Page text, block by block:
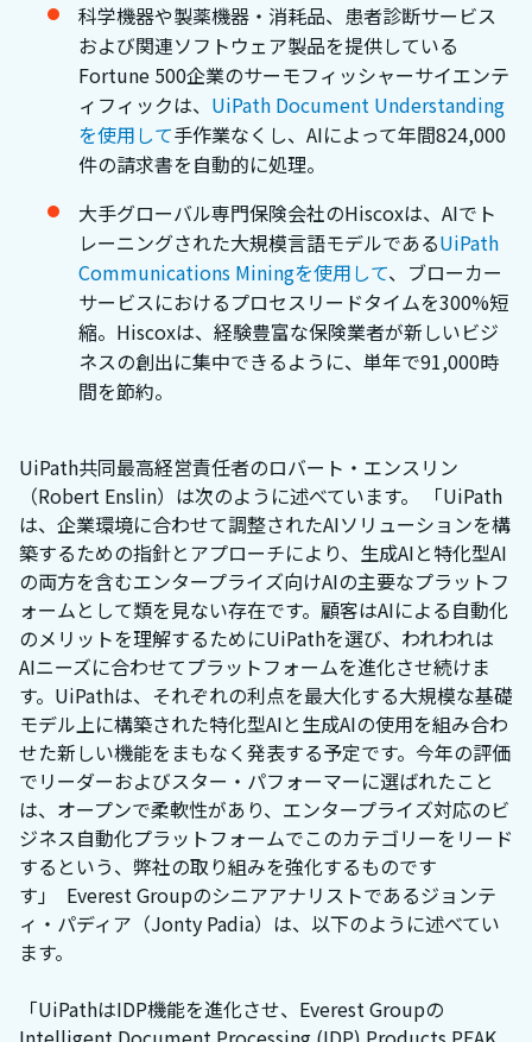
科学機器や製薬機器・消耗品、患者診断サービス
および関連ソフトウェア製品を提供している
Fortune 500企業のサーモフィッシャーサイエンテ
ィフィックは、 UiPath Document Understanding
を使用して手作業なくし、AIによって年間824,000
件の請求書を自動的に処理。
大手グローバル専門保険会社のHiscoxは、AIでト
レーニングされた大規模言語モデルであるUiPath
Communications Miningを使用して、ブローカー
サービスにおけるプロセスリードタイムを300%短
縮。Hiscoxは、経験豊富な保険業者が新しいビジ
ネスの創出に集中できるように、単年で91,000時
間を節約。
UiPath共同最高経営責任者のロバート・エンスリン
（Robert Enslin）は次のように述べています。 「UiPath
は、企業環境に合わせて調整されたAIソリューションを構
築するための指針とアプローチにより、生成AIと特化型AI
の両方を含むエンタープライズ向けAIの主要なプラットフ
ォームとして類を見ない存在です。顧客はAIによる自動化
のメリットを理解するためにUiPathを選び、われわれは
AIニーズに合わせてプラットフォームを進化させ続けま
す。UiPathは、それぞれの利点を最大化する大規模な基礎
モデル上に構築された特化型AIと生成AIの使用を組み合わ
せた新しい機能をまもなく発表する予定です。今年の評価
でリーダーおよびスター・パフォーマーに選ばれたこと
は、オープンで柔軟性があり、エンタープライズ対応のビ
ジネス自動化プラットフォームでこのカテゴリーをリード
するという、弊社の取り組みを強化するものです
す」 Everest Groupのシニアアナリストであるジョンテ
ィ・パディア（Jonty Padia）は、以下のように述べてい
ます。
「UiPathはIDP機能を進化させ、Everest Groupの